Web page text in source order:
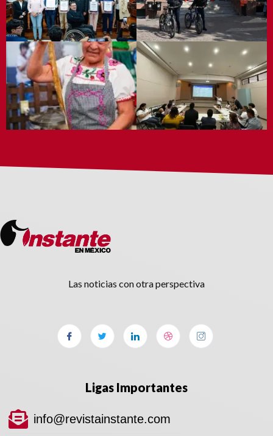
Las noticias con otra perspectiva
Ligas Importantes
info@revistainstante.com